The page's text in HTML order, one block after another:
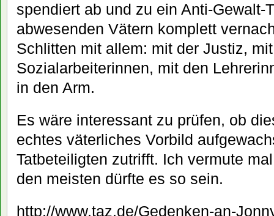
spendiert ab und zu ein Anti-Gewalt-
abwesenden Vätern komplett
Schlitten mit allem: mit der Justiz,
Sozialarbeiterinnen, mit den
in den Arm.
Es wäre interessant zu prüfen, ob
echtes väterliches Vorbild
Tatbeteiligten zutrifft. Ich vermute
den meisten dürfte es so sein.
http://www.taz.de/Gedenken-an-